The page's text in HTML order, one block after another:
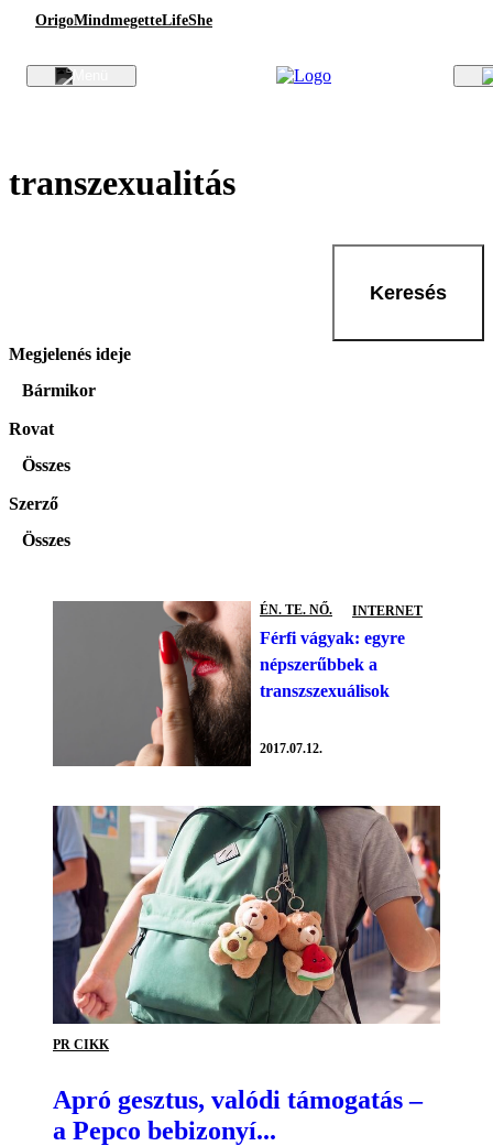
OrigoMindmegetteLifeShe
transzexualitás
Keresés
Megjelenés ideje
Bármikor
Rovat
Összes
Szerző
Összes
ÉN. TE. NŐ. INTERNET
Férfi vágyak: egyre
népszerűbbek a
transzszexuálisok
2017.07.12.
PR CIKK
Apró gesztus, valódi támogatás –
a Pepco bebizonyí...